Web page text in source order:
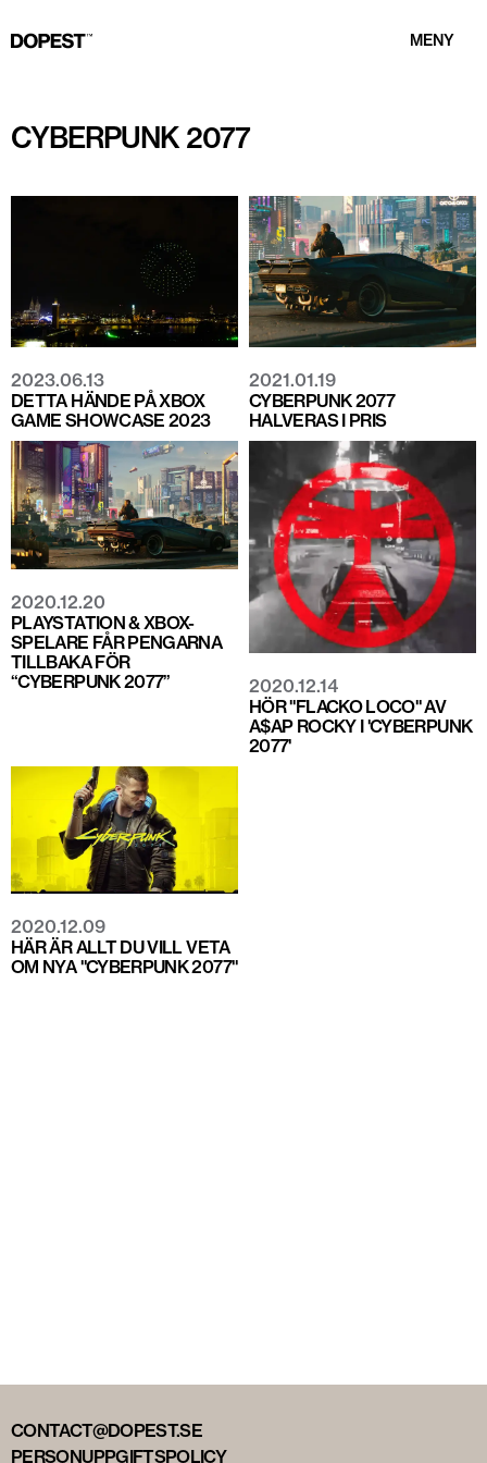
MENY
CYBERPUNK 2077
2023.06.13
DETTA HÄNDE PÅ XBOX
GAME SHOWCASE 2023
2021.01.19
CYBERPUNK 2077
HALVERAS I PRIS
2020.12.20
PLAYSTATION & XBOX-
SPELARE FÅR PENGARNA
TILLBAKA FÖR
“CYBERPUNK 2077”
2020.12.14
HÖR "FLACKO LOCO" AV
A$AP ROCKY I 'CYBERPUNK
2077'
2020.12.09
HÄR ÄR ALLT DU VILL VETA
OM NYA "CYBERPUNK 2077"
CONTACT@DOPEST.SE
PERSONUPPGIFTSPOLICY